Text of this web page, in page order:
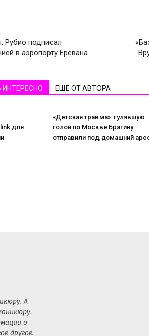
Рубио подписал
в аэропорту Еревана
ЕЩЕ ОТ АВТОРА
для
«Детская травма»: гулявшую
голой по Москве Брагину
отправили под домашний
А
о
другое.